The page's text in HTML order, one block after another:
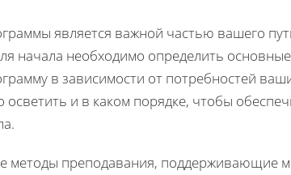
является важной частью вашего
начала необходимо определить
в зависимости от потребностей
и в каком порядке, чтобы
методы преподавания, поддерживающие